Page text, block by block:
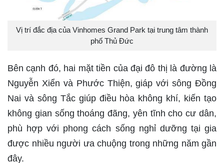
Vị trí đắc địa của Vinhomes Grand Park tại trung tâm thành
phố Thủ Đức
Bên cạnh đó, hai mặt tiền của đại đô thị là đường là
Nguyễn Xiển và Phước Thiện, giáp với sông Đồng
Nai và sông Tắc giúp điều hòa không khí, kiến tạo
không gian sống thoáng đãng, yên tĩnh cho cư dân,
phù hợp với phong cách sống nghỉ dưỡng tại gia
được nhiều người ưa chuộng trong những năm gần
đây.